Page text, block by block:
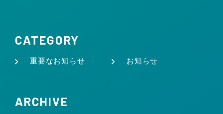
CATEGORY
重要なお知らせ お知らせ
ARCHIVE